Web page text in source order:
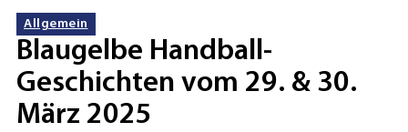
Allgemein
Blaugelbe Handball-
Geschichten vom 29. & 30.
März 2025